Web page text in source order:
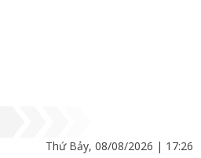
Thứ Bảy, 08/08/2026 | 17:26